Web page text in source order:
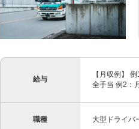
給与
【月収例】
全手当 例2：
職種 大型ドライバ